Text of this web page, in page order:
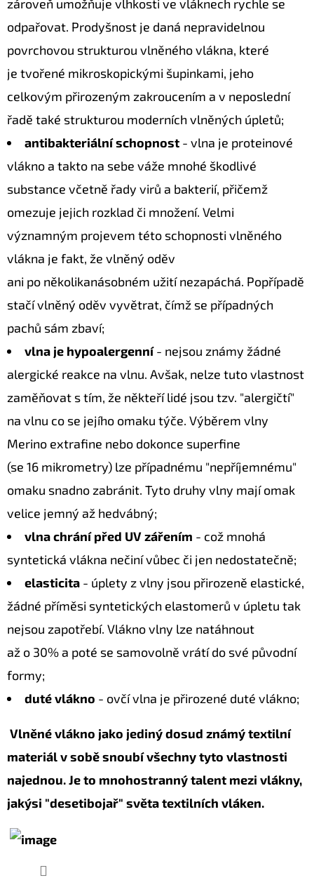
zároveň umožňuje vlhkosti ve vláknech rychle se
odpařovat. Prodyšnost je daná nepravidelnou
povrchovou strukturou vlněného vlákna, které
je tvořené mikroskopickými šupinkami, jeho
celkovým přirozeným zakroucením a v neposlední
řadě také strukturou moderních vlněných úpletů;
antibakteriální schopnost - vlna je proteinové
vlákno a takto na sebe váže mnohé škodlivé
substance včetně řady virů a bakterií, přičemž
omezuje jejich rozklad či množení. Velmi
významným projevem této schopnosti vlněného
vlákna je fakt, že vlněný oděv
ani po několikanásobném užití nezapáchá. Popřípadě
stačí vlněný oděv vyvětrat, čímž se případných
pachů sám zbaví;
vlna je hypoalergenní- nejsou známy žádné
alergické reakce na vlnu. Avšak, nelze tuto vlastnost
zaměňovat s tím, že někteří lidé jsou tzv. "alergičtí"
na vlnu co se jejího omaku týče. Výběrem vlny
Merino extrafine nebo dokonce superfine
(se 16 mikrometry) lze případnému "nepříjemnému"
omaku snadno zabránit. Tyto druhy vlny mají omak
velice jemný až hedvábný;
vlna chrání před UV zářením - což mnohá
syntetická vlákna nečiní vůbec či jen nedostatečně;
elasticita - úplety z vlny jsou přirozeně elastické,
žádné příměsi syntetických elastomerů v úpletu tak
nejsou zapotřebí. Vlákno vlny lze natáhnout
až o 30% a poté se samovolně vrátí do své původní
formy;
duté vlákno - ovčí vlna je přirozené duté vlákno;
Vlněné vlákno jako jediný dosud známý textilní
materiál v sobě snoubí všechny tyto vlastnosti
najednou. Je to mnohostranný talent mezi vlákny,
jakýsi "desetibojař" světa textilních vláken.